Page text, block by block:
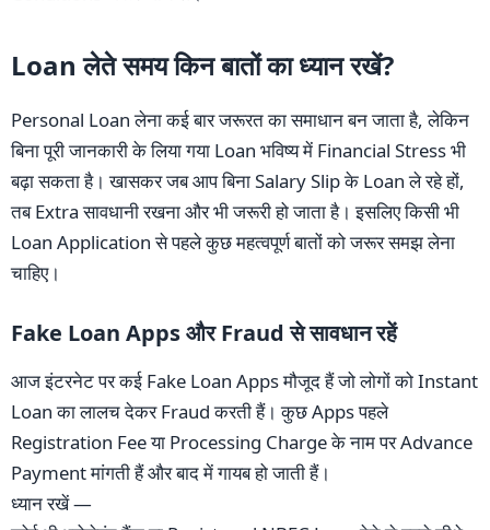
Loan लेते समय किन बातों का ध्यान रखें?
Personal Loan लेना कई बार जरूरत का समाधान बन जाता है, लेकिन
बिना पूरी जानकारी के लिया गया Loan भविष्य में Financial Stress भी
बढ़ा सकता है। खासकर जब आप बिना Salary Slip के Loan ले रहे हों,
तब Extra सावधानी रखना और भी जरूरी हो जाता है। इसलिए किसी भी
Loan Application से पहले कुछ महत्वपूर्ण बातों को जरूर समझ लेना
चाहिए।
Fake Loan Apps और Fraud से सावधान रहें
आज इंटरनेट पर कई Fake Loan Apps मौजूद हैं जो लोगों को Instant
Loan का लालच देकर Fraud करती हैं। कुछ Apps पहले
Registration Fee या Processing Charge के नाम पर Advance
Payment मांगती हैं और बाद में गायब हो जाती हैं।
ध्यान रखें —